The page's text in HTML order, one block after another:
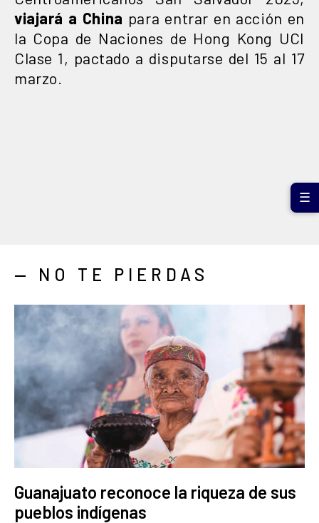
viajará a China para entrar en acción en
la Copa de Naciones de Hong Kong UCI
Clase 1, pactado a disputarse del 15 al 17
marzo.
— NO TE PIERDAS
Guanajuato reconoce la riqueza de sus
pueblos indígenas
☰